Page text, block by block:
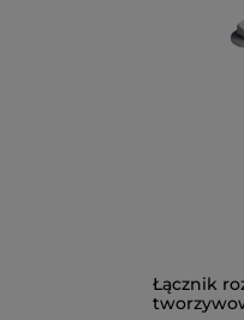
Łącznik